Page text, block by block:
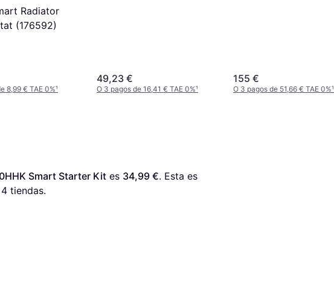
Radiator
(176592)
8,99 € TAE 0%¹
49,23 €
O 3 pagos de 16,41 € TAE 0%¹
155 €
O 3 pagos de 51,66 € TAE 0%¹
Smart Starter Kit es 34,99 €. Esta es
4 tiendas.